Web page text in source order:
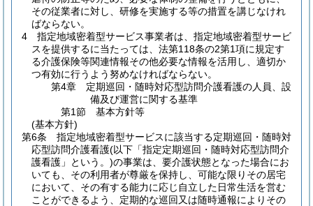
その従業者に対し、研修を実施する等の措置を講じなけれ
ばならない。
4
指定地域密着型サービス事業者は、指定地域密着型サービ
スを提供するに当たっては、法第118条の2第1項に規定す
る介護保険等関連情報その他必要な情報を活用し、適切か
つ有効に行うよう努めなければならない。
第4章
定期巡回・随時対応型訪問介護看護の人員、設
備及び運営に関する基準
第1節
基本方針等
(基本方針)
第6条
指定地域密着型サービスに該当する定期巡回・随時対
応型訪問介護看護(以下「指定定期巡回・随時対応型訪問介
護看護」という。)の事業は、要介護状態となった場合にお
いても、その利用者が尊厳を保持し、可能な限りその居宅
において、その有する能力に応じ自立した日常生活を営む
ことができるよう、定期的な巡回又は随時通報によりその